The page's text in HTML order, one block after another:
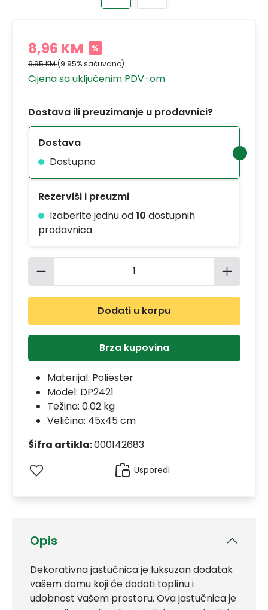
Opis
Dekorativna jastučnica je luksuzan dodatak
vašem domu koji će dodati toplinu i
udobnost vašem prostoru. Ova jastučnica je
8,96 KM %
9,95 KM(9.95% sačuvano)
Cijena sa uključenim PDV-om
Dostava ili preuzimanje u prodavnici?
Dostava
Dostupno
Rezerviši i preuzmi
Izaberite jednu od10 dostupnih
prodavnica
Količina proizvoda: Unesite
Dodati u korpu
Brza kupovina
Materijal: Poliester
Model: DP2421
Težina: 0.02 kg
Veličina: 45x45 cm
Šifra artikla:000142683
Usporedi